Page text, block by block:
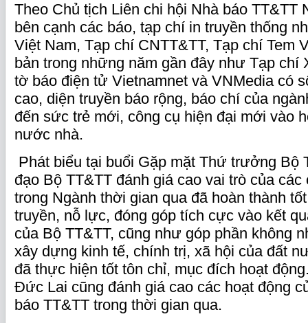
Theo Chủ tịch Liên chi hội Nhà báo TT&TT
bên cạnh các báo, tạp chí in truyền thống
Việt Nam, Tạp chí CNTT&TT, Tạp chí Tem
bản trong những năm gần đây như Tạp chí
tờ báo điện tử Vietnamnet và VNMedia có
cao, diện truyền báo rộng, báo chí của
đến sức trẻ mới, công cụ hiện đại mới vào
nước nhà.
Phát biểu tại buổi Gặp mặt Thứ trưởng Bộ
đạo Bộ TT&TT đánh giá cao vai trò của
trong Ngành thời gian qua đã hoàn thành
truyền, nỗ lực, đóng góp tích cực vào kết
của Bộ TT&TT, cũng như góp phần không
xây dựng kinh tế, chính trị, xã hội của đất
đã thực hiện tốt tôn chỉ, mục đích hoạt
Đức Lai cũng đánh giá cao các hoạt động
báo TT&TT trong thời gian qua.